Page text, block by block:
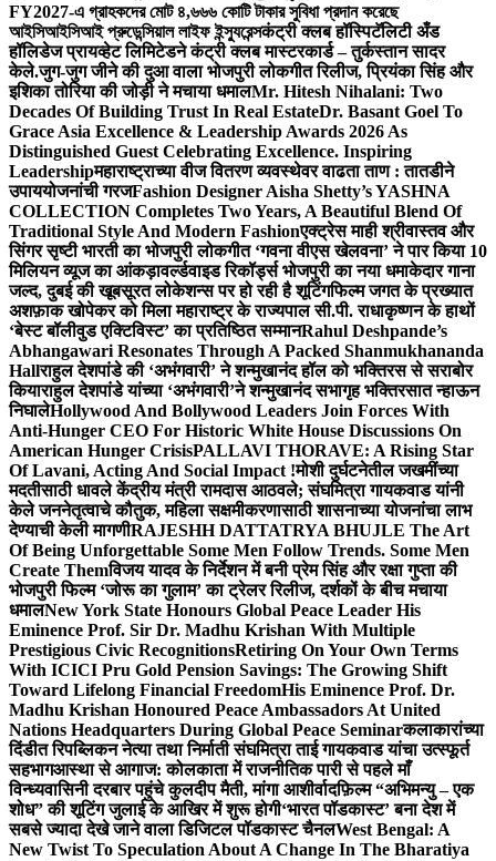
FY2027-এ গ্রাহকদের মোট ৪,৬৬৬ কোটি টাকার সুবিধা প্রদান করেছে
আইসিআইসিআই প্রুডেন্সিয়াল লাইফ ইন্স্যুরেন্সकंट्री क्लब हॉस्पिटॅलिटी अँड
हॉलिडेज प्रायव्हेट लिमिटेडने कंट्री क्लब मास्टरकार्ड – तुर्कस्तान सादर
केले.जुग-जुग जीने की दुआ वाला भोजपुरी लोकगीत रिलीज, प्रियंका सिंह और
इशिका तोरिया की जोड़ी ने मचाया धमालMr. Hitesh Nihalani: Two
Decades Of Building Trust In Real EstateDr. Basant Goel To
Grace Asia Excellence & Leadership Awards 2026 As
Distinguished Guest Celebrating Excellence. Inspiring
Leadershipमहाराष्ट्राच्या वीज वितरण व्यवस्थेवर वाढता ताण : तातडीने
उपाययोजनांची गरजFashion Designer Aisha Shetty’s YASHNA
COLLECTION Completes Two Years, A Beautiful Blend Of
Traditional Style And Modern Fashionएक्ट्रेस माही श्रीवास्तव और
सिंगर सृष्टी भारती का भोजपुरी लोकगीत ‘गवना वीएस खेलवना’ ने पार किया 10
मिलियन व्यूज का आंकड़ावर्ल्डवाइड रिकॉर्ड्स भोजपुरी का नया धमाकेदार गाना
जल्द, दुबई की खूबसूरत लोकेशन्स पर हो रही है शूटिंगफिल्म जगत के प्रख्यात
अशफ़ाक खोपेकर को मिला महाराष्ट्र के राज्यपाल सी.पी. राधाकृष्णन के हाथों
‘बेस्ट बॉलीवुड एक्टिविस्ट’ का प्रतिष्ठित सम्मानRahul Deshpande’s
Abhangawari Resonates Through A Packed Shanmukhananda
Hallराहुल देशपांडे की ‘अभंगवारी’ ने शन्मुखानंद हॉल को भक्तिरस से सराबोर
कियाराहुल देशपांडे यांच्या ‘अभंगवारी’ने शन्मुखानंद सभागृह भक्तिरसात न्हाऊन
निघालेHollywood And Bollywood Leaders Join Forces With
Anti-Hunger CEO For Historic White House Discussions On
American Hunger CrisisPALLAVI THORAVE: A Rising Star
Of Lavani, Acting And Social Impact !मोशी दुर्घटनेतील जखमींच्या
मदतीसाठी धावले केंद्रीय मंत्री रामदास आठवले; संघमित्रा गायकवाड यांनी
केले जननेतृत्वाचे कौतुक, महिला सक्षमीकरणासाठी शासनाच्या योजनांचा लाभ
देण्याची केली मागणीRAJESHH DATTATRYA BHUJLE The Art
Of Being Unforgettable Some Men Follow Trends. Some Men
Create Themविजय यादव के निर्देशन में बनी प्रेम सिंह और रक्षा गुप्ता की
भोजपुरी फिल्म ‘जोरू का गुलाम’ का ट्रेलर रिलीज, दर्शकों के बीच मचाया
धमालNew York State Honours Global Peace Leader His
Eminence Prof. Sir Dr. Madhu Krishan With Multiple
Prestigious Civic RecognitionsRetiring On Your Own Terms
With ICICI Pru Gold Pension Savings: The Growing Shift
Toward Lifelong Financial FreedomHis Eminence Prof. Dr.
Madhu Krishan Honoured Peace Ambassadors At United
Nations Headquarters During Global Peace Seminarकलाकारांच्या
दिंडीत रिपब्लिकन नेत्या तथा निर्माती संघमित्रा ताई गायकवाड यांचा उत्स्फूर्त
सहभागआस्था से आगाज: कोलकाता में राजनीतिक पारी से पहले माँ
विन्ध्यवासिनी दरबार पहुंचे कुलदीप मैती, मांगा आशीर्वादफ़िल्म “अभिमन्यु – एक
शोध” की शूटिंग जुलाई के आखिर में शुरू होगी‘भारत पॉडकास्ट’ बना देश में
सबसे ज्यादा देखे जाने वाला डिजिटल पॉडकास्ट चैनलWest Bengal: A
New Twist To Speculation About A Change In The Bharatiya